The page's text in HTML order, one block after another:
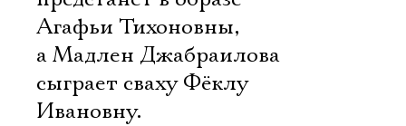
Агафьи Тихоновны,
а Мадлен Джабраилова
сыграет сваху Фёклу
Ивановну.